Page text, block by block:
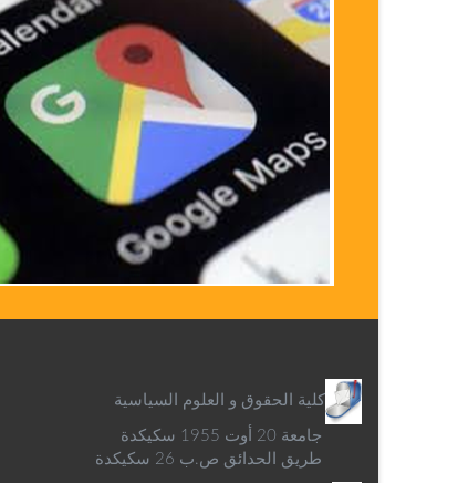
كلية الحقوق و العلوم السياسية
جامعة 20 أوت 1955 سكيكدة
طريق الحدائق ص.ب 26 سكيكدة